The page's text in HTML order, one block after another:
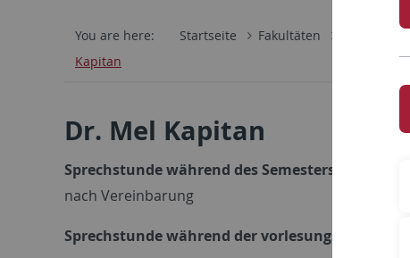
You are here: Startseite Fakultäten
Kapitan
Dr. Mel Kapitan
Sprechstunde während des Semesters:
nach Vereinbarung
Sprechstunde während der vorlesungsfreien Zeit: